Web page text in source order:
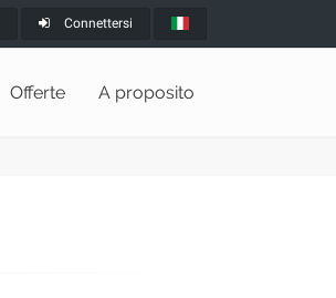
Connettersi
Offerte A proposito